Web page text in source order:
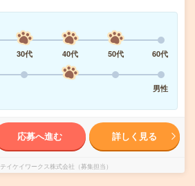
30代 40代 50代
60代
男性
応募へ進む 詳しく見る
テイケイワークス株式会社（募集担当）